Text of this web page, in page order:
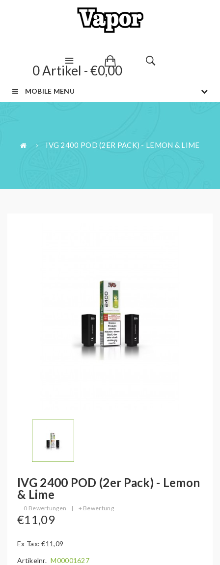
0 Artikel - €0,00
MOBILE MENU
IVG 2400 POD (2ER PACK) - LEMON & LIME
IVG 2400 POD (2er Pack) - Lemon
& Lime
0 Bewertungen | + Bewertung
€11,09
Ex Tax: €11,09
Artikelnr. M00001627